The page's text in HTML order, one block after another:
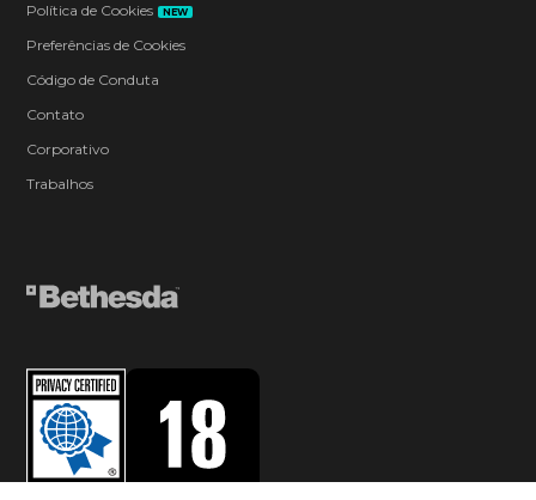
Política de Cookies
NEW
Preferências de Cookies
Código de Conduta
Contato
Corporativo
Trabalhos